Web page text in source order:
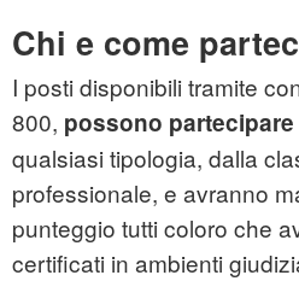
Chi e come
I posti disponibili tramite
800, possono
qualsiasi tipologia, dalla
professionale, e avranno
punteggio tutti coloro che
certificati in ambienti